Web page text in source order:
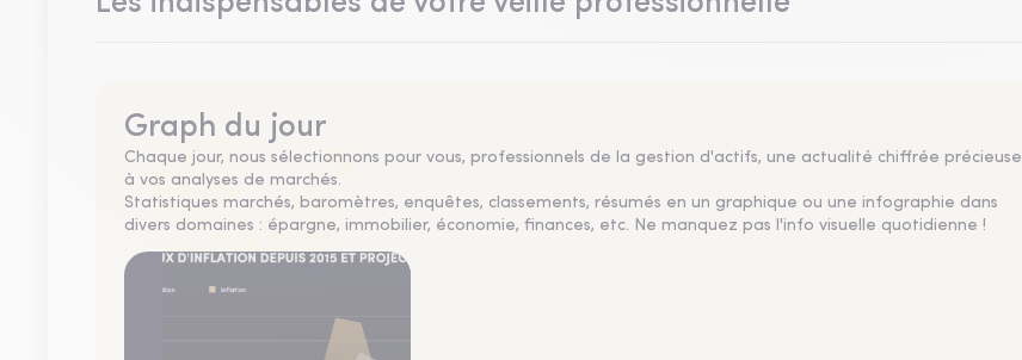
Graph du jour
Chaque jour, nous sélectionnons pour vous, professionnels de la gestion d'actifs, une actualité chiffrée précieuse
à vos analyses de marchés.
Statistiques marchés, baromètres, enquêtes, classements, résumés en un graphique ou une infographie dans
divers domaines : épargne, immobilier, économie, finances, etc. Ne manquez pas l'info visuelle quotidienne !